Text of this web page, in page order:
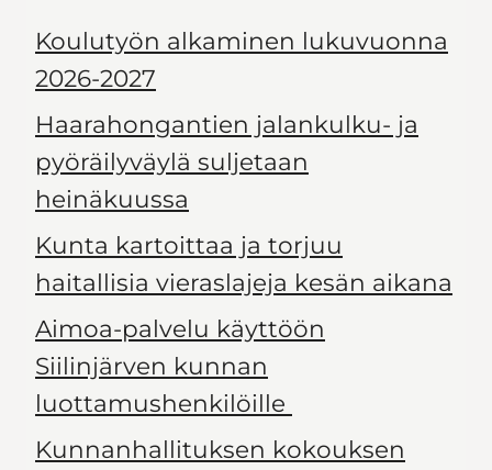
Koulutyön alkaminen lukuvuonna
2026-2027
Haarahongantien jalankulku- ja
pyöräilyväylä suljetaan
heinäkuussa
Kunta kartoittaa ja torjuu
haitallisia vieraslajeja kesän aikana
Aimoa-palvelu käyttöön
Siilinjärven kunnan
luottamushenkilöille
Kunnanhallituksen kokouksen